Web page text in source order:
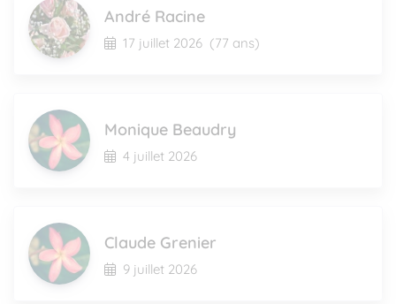
André Racine
17 juillet 2026 (77 ans)
Monique Beaudry
4 juillet 2026
Claude Grenier
9 juillet 2026